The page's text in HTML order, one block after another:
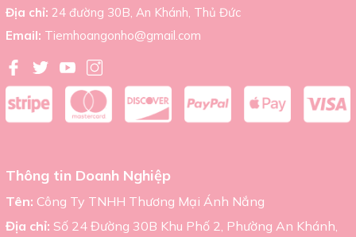
Địa chỉ: 24 đường 30B, An Khánh, Thủ Đức
Email: Tiemhoangonho@gmail.com
Thông tin Doanh Nghiệp
Tên: Công Ty TNHH Thương Mại Ánh Nắng
Địa chỉ: Số 24 Đường 30B Khu Phố 2, Phường An Khánh,